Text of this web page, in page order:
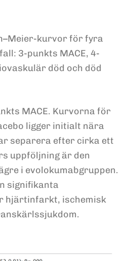
kurvor för fyra
3-punkts MACE, 4-
död och död
MACE. Kurvorna för
ligger initialt nära
separera efter cirka ett
uppföljning är den
i evolokumabgruppen.
signifikanta
hjärtinfarkt, ischemisk